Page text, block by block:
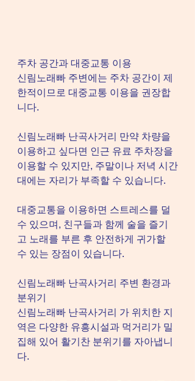
주차 공간과 대중교통 이용
신림노래빠 주변에는 주차 공간이 제
한적이므로 대중교통 이용을 권장합
니다.
신림노래빠 난곡사거리 만약 차량을
이용하고 싶다면 인근 유료 주차장을
이용할 수 있지만, 주말이나 저녁 시간
대에는 자리가 부족할 수 있습니다.
대중교통을 이용하면 스트레스를 덜
수 있으며, 친구들과 함께 술을 즐기
고 노래를 부른 후 안전하게 귀가할
수 있는 장점이 있습니다.
신림노래빠 난곡사거리 주변 환경과
분위기
신림노래빠 난곡사거리 가 위치한 지
역은 다양한 유흥시설과 먹거리가 밀
집해 있어 활기찬 분위기를 자아냅니
다.